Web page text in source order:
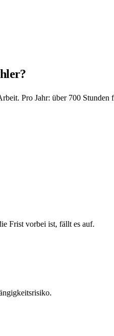
Pro Jahr: über 700 Stunden
Frist vorbei ist, fällt es auf.